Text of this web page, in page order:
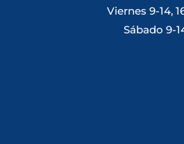
Viernes 9-14,
Sábado 9-